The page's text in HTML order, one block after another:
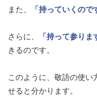
また、 「持っていくので
さらに、 「持って参りま
きるのです。
このように、敬語の使い
せると分かります。